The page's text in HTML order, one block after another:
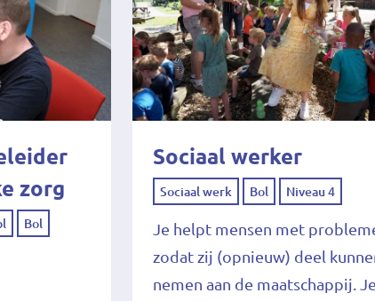
zorg
Bol
Sociaal werker
Sociaal werk Bol Niveau 4
Je helpt mensen met
zodat zij (opnieuw) deel
nemen aan de maatschappij. Je